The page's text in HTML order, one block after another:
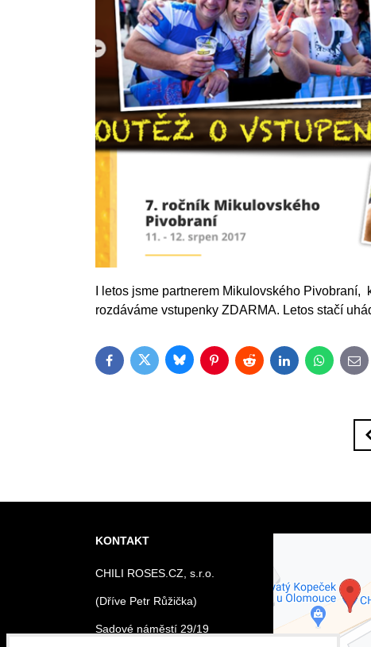
I letos jsme partnerem Mikulovského
rozdáváme vstupenky ZDARMA. Letos stačí
FacebookTwitterBlueskyPinterestRedditLinkedInWhatsApp
E-
KONTAKT
CHILI ROSES.CZ, s.r.o.
(Dříve Petr Růžička)
Sadové náměstí 29/19
blokován
soukromí
Přejete si
obsah?